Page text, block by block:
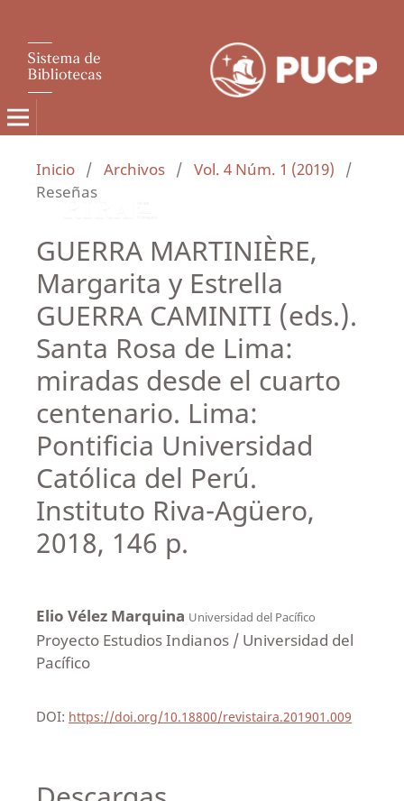
Inicio / Archivos / Vol. 4 Núm. 1 (2019)
/
Reseñas
GUERRA MARTINIÈRE,
Margarita y Estrella
GUERRA CAMINITI (eds.).
Santa Rosa de Lima:
miradas desde el cuarto
centenario. Lima:
Pontificia Universidad
Católica del Perú.
Instituto Riva-Agüero,
2018, 146 p.
Elio Vélez Marquina Universidad del Pacífico
Proyecto Estudios Indianos / Universidad del
Pacífico
DOI: https://doi.org/10.18800/revistaira.201901.009